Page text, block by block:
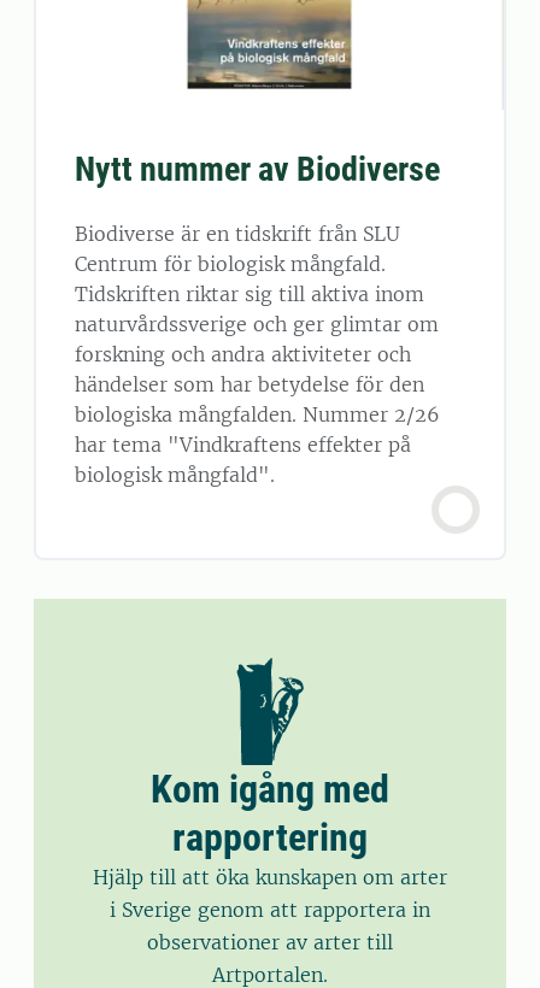
Nytt nummer av Biodiverse
Biodiverse är en tidskrift från SLU
Centrum för biologisk mångfald.
Tidskriften riktar sig till aktiva inom
naturvårdssverige och ger glimtar om
forskning och andra aktiviteter och
händelser som har betydelse för den
biologiska mångfalden. Nummer 2/26
har tema "Vindkraftens effekter på
biologisk mångfald".
Kom igång med
rapportering
Hjälp till att öka kunskapen om arter
i Sverige genom att rapportera in
observationer av arter till
Artportalen.